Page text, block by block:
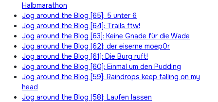
Halbmarathon
Jog around the Blog [65]: 5 unter 6
Jog around the Blog [64]: Trails ftw!
Jog around the Blog [63]: Keine Gnade für die Wade
Jog around the Blog [62]: der eiserne moep0r
Jog around the Blog [61]: Die Burg ruft!
Jog around the Blog [60]: Einmal um den Pudding
Jog around the Blog [59]: Raindrops keep falling on my
head
Jog around the Blog [58]: Laufen lassen